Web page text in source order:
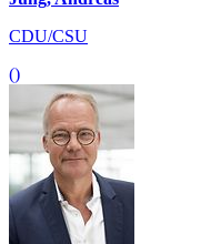
CDU/CSU
()